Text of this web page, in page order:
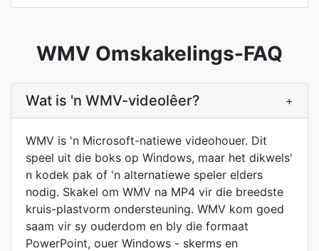
WMV Omskakelings-FAQ
Wat is 'n WMV-videolêer? +
WMV is 'n Microsoft-natiewe videohouer. Dit
speel uit die boks op Windows, maar het dikwels'
n kodek pak of 'n alternatiewe speler elders
nodig. Skakel om WMV na MP4 vir die breedste
kruis-plastvorm ondersteuning. WMV kom goed
saam vir sy ouderdom en bly die formaat
PowerPoint, ouer Windows - skerms en